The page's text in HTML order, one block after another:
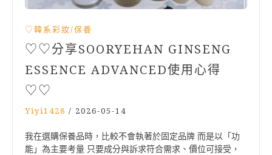
♡韓系彩妝/保養
♡♡分享SOORYEHAN GINSENG
ESSENCE ADVANCED使用心得
♡♡
Yiyi1428 / 2026-05-14
我在選購保養品時，比較不會執著於固定品牌 而是以「功
能」為主要考量 只要成分與訴求符合需求、價位可接受，